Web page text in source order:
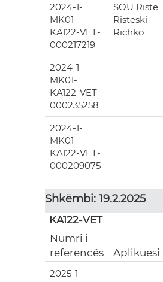
2024-1-
MK01-
KA122-VET-
000217219
SOU Riste
Risteski -
Richko
2024-1-
MK01-
KA122-VET-
000235258
2024-1-
MK01-
KA122-VET-
000209075
Shkëmbi: 19.2.2025
KA122-VET
Numri i
referencës
Aplikuesi
2025-1-